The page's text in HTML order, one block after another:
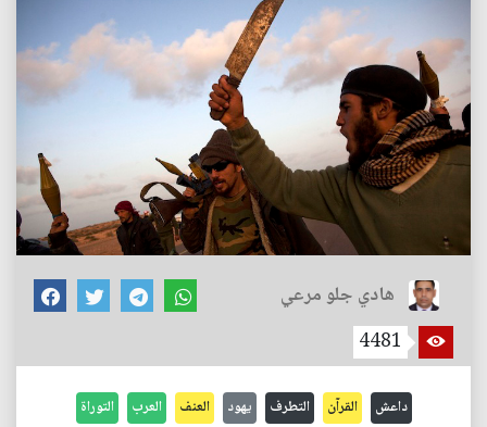
هادي جلو مرعي
4481
داعش القرآن التطرف يهود العنف العرب التوراة